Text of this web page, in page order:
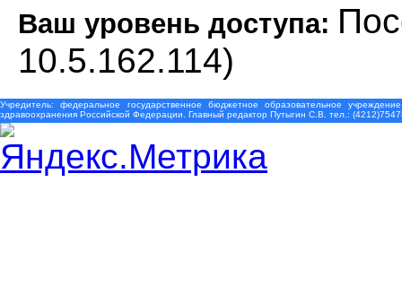
Ваш уровень доступа:
10.5.162.114)
Учредитель: федеральное государственное бюджетное образовательное
здравоохранения Российской Федерации. Главный редактор Путыгин С.В. тел.: